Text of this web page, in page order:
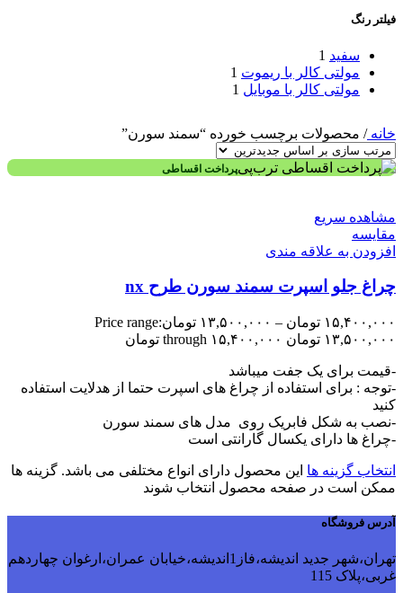
فیلتر رنگ
سفید 1
مولتی کالر با ریموت 1
مولتی کالر با موبایل 1
خانه/ محصولات برچسب خورده “سمند سورن”
پرداخت اقساطی
مشاهده سریع
مقایسه
افزودن به علاقه مندی
چراغ جلو اسپرت سمند سورن طرح nx
۱۵,۴۰۰,۰۰۰ تومان – ۱۳,۵۰۰,۰۰۰ تومانPrice range:
۱۳,۵۰۰,۰۰۰ تومان through ۱۵,۴۰۰,۰۰۰ تومان
-قیمت برای یک جفت میباشد
-توجه : برای استفاده از چراغ های اسپرت حتما از هدلایت استفاده
کنید
-نصب به شکل فابریک روی مدل های سمند سورن
-چراغ ها دارای یکسال گارانتی است
انتخاب گزینه ها این محصول دارای انواع مختلفی می باشد. گزینه ها
ممکن است در صفحه محصول انتخاب شوند
آدرس فروشگاه
تهران،شهر جدید اندیشه،فاز1اندیشه،خیابان عمران،ارغوان چهاردهم
غربی،پلاک 115